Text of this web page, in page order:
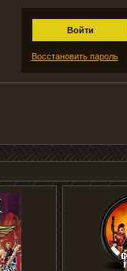
Войти
Восстановить пароль